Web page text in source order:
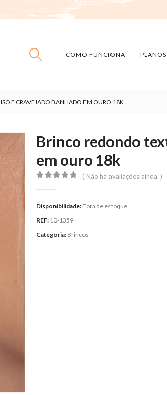
COMO FUNCIONA PLANOS
E CRAVEJADO BANHADO EM OURO 18K
Brinco redondo
em ouro 18k
( Não há avaliações ainda. )
Disponibilidade: Fora de estoque
REF: 10-1359
Categoria: Brincos